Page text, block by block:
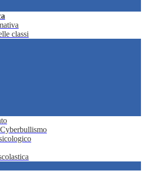
classi